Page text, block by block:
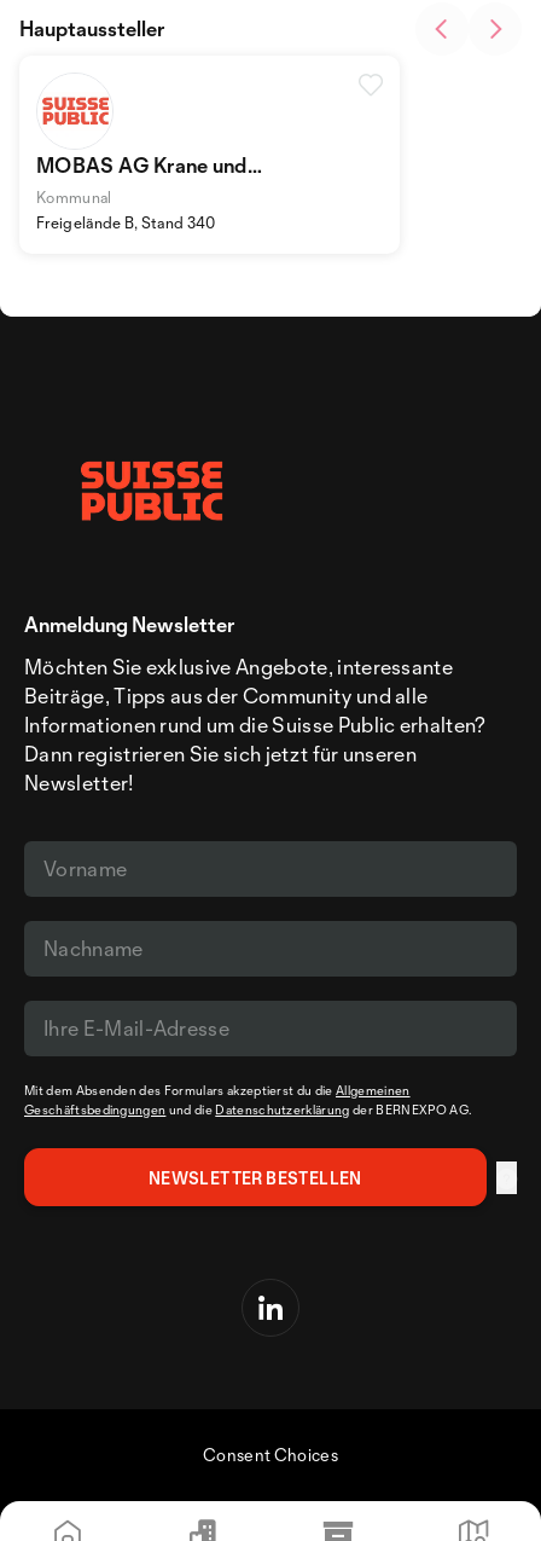
MOBAS AG Krane und
Wechselsysteme
Kommunal
Freigelände B, Stand 340
Hauptaussteller
Anmeldung Newsletter
Möchten Sie exklusive Angebote, interessante
Beiträge, Tipps aus der Community und alle
Informationen rund um die Suisse Public erhalten?
Dann registrieren Sie sich jetzt für unseren
Newsletter!
Mit dem Absenden des Formulars akzeptierst du dieAllgemeinen
Geschäftsbedingungen und die Datenschutzerklärung der BERNEXPO AG.
Consent Choices